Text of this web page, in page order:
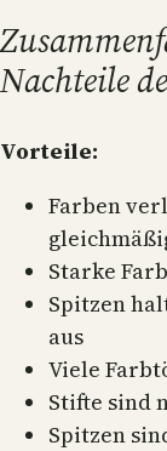
Nachteile
Vorteile:
Farben
Starke
Spitzen
aus
Viele
Stifte sind
Spitzen